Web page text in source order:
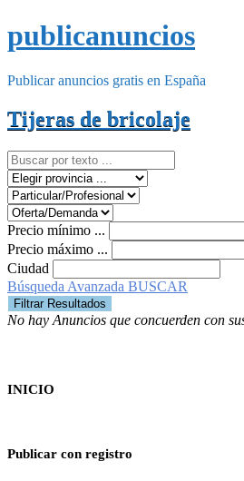
publicanuncios
Publicar anuncios gratis en España
Tijeras de bricolaje
Precio mínimo ...
Precio máximo ...
Ciudad
Búsqueda Avanzada BUSCAR
No hay Anuncios que concuerden con
INICIO
Publicar con registro